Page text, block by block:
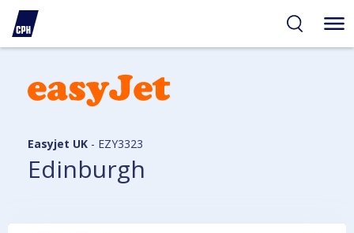
Easyjet UK - EZY3323
Edinburgh